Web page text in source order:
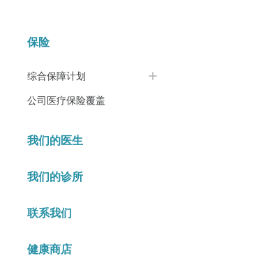
保险
综合保障计划
公司医疗保险覆盖
我们的医生
我们的诊所
联系我们
健康商店